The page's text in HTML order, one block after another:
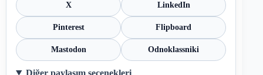
X LinkedIn
Pinterest Flipboard
Mastodon Odnoklassniki
Diğer paylaşım seçenekleri